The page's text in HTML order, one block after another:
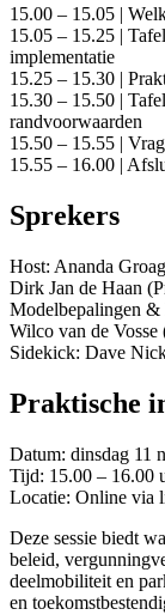
15.00 – 15.05 |
15.05 – 15.25 |
implementatie
15.25 – 15.30 |
15.30 – 15.50 |
randvoorwaarden
15.50 – 15.55 |
15.55 – 16.00 |
Sprekers
Host: Ananda
Dirk Jan de Haan
Modelbepalingen &
Wilco van de
Sidekick: Dave
Praktische
Datum: dinsdag 11
Tijd: 15.00 – 16.00
Locatie: Online via
Deze sessie biedt
beleid,
deelmobiliteit en
en